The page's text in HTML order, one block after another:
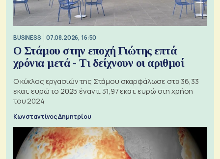
BUSINESS 07.08.2026, 16:50
Ο Στάμου στην εποχή Γιώτης επτά
χρόνια μετά - Τι δείχνουν οι αριθμοί
Ο κύκλος εργασιών της Στάμου σκαρφάλωσε στα 36,33
εκατ. ευρώ το 2025 έναντι 31,97 εκατ. ευρώ στη χρήση
του 2024
Κωνσταντίνος Δημητρίου